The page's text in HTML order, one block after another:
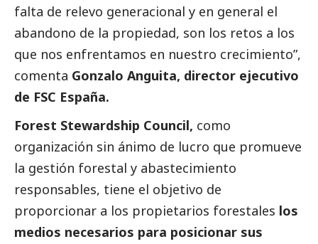
falta de relevo generacional y en general el
abandono de la propiedad, son los retos a los
que nos enfrentamos en nuestro crecimiento”,
comenta Gonzalo Anguita, director ejecutivo
de FSC España.
Forest Stewardship Council, como
organización sin ánimo de lucro que promueve
la gestión forestal y abastecimiento
responsables, tiene el objetivo de
proporcionar a los propietarios forestales los
medios necesarios para posicionar sus